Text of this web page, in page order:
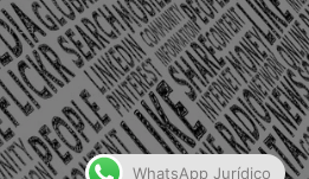
WhatsApp Jurídico